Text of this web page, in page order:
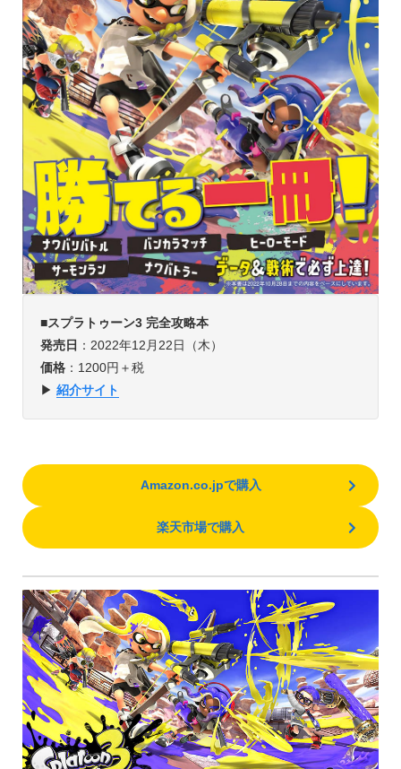
■スプラトゥーン3 完全攻略本
発売日 ：2022年12月22日（木）
価格：1200円＋税
▶ 紹介サイト
Amazon.co.jpで購入
楽天市場で購入